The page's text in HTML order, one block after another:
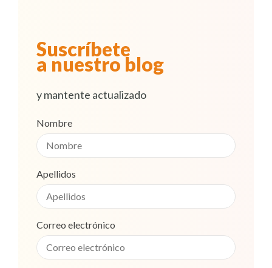
Suscríbete
a nuestro blog
y mantente actualizado
Nombre
Apellidos
Correo electrónico